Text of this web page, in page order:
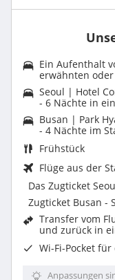
Ein Aufenthalt
erwähnten
Seoul | Hotel
- 6 Nächte in
Busan | Park
- 4 Nächte im
Frühstück
Flüge aus der
Das Zugticket
Zugticket Busan -
Transfer vom
und zurück in
Wi-Fi-Pocket
Anpassungen